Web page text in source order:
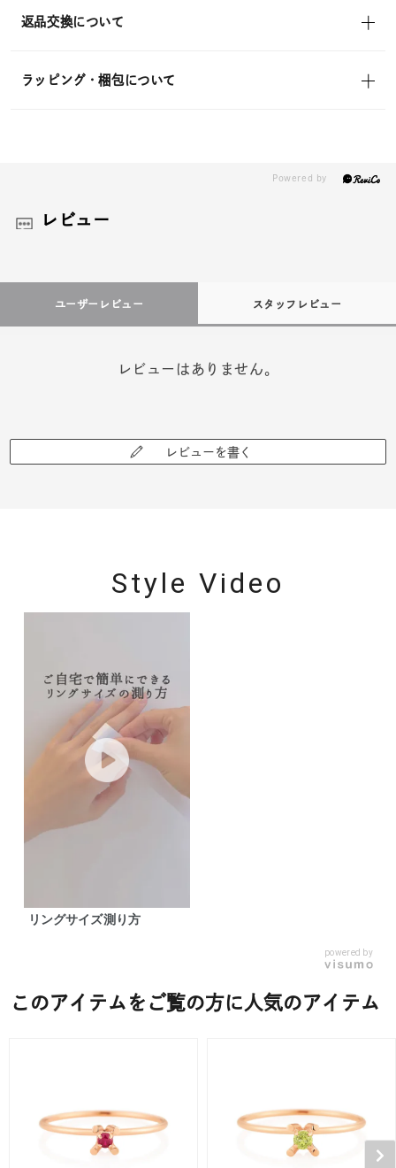
返品交換について
ラッピング・梱包について
レビュー
ユーザーレビュー スタッフレビュー
レビューはありません。
レビューを書く
Style Video
リングサイズ測り方
powered by
このアイテムをご覧の方に人気のアイテム